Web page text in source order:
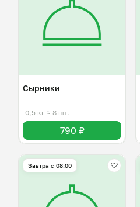
Сырники
0,5 кг ≈ 8 шт.
790 ₽
Завтра c 08:00